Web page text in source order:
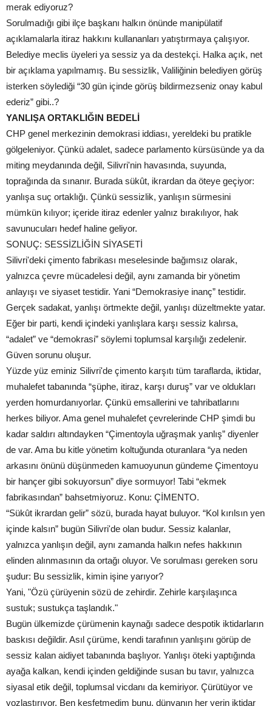
merak ediyoruz?
Sorulmadığı gibi ilçe başkanı halkın önünde manipülatif
açıklamalarla itiraz hakkını kullananları yatıştırmaya çalışıyor.
Belediye meclis üyeleri ya sessiz ya da destekçi. Halka açık, net
bir açıklama yapılmamış. Bu sessizlik, Valiliğinin belediyen görüş
isterken söylediği “30 gün içinde görüş bildirmezseniz onay kabul
ederiz” gibi..?
YANLIŞA ORTAKLIĞIN BEDELİ
CHP genel merkezinin demokrasi iddiası, yereldeki bu pratikle
gölgeleniyor. Çünkü adalet, sadece parlamento kürsüsünde ya da
miting meydanında değil, Silivri'nin havasında, suyunda,
toprağında da sınanır. Burada sükût, ikrardan da öteye geçiyor:
yanlışa suç ortaklığı. Çünkü sessizlik, yanlışın sürmesini
mümkün kılıyor; içeride itiraz edenler yalnız bırakılıyor, hak
savunucuları hedef haline geliyor.
SONUÇ: SESSİZLİĞİN SİYASETİ
Silivri'deki çimento fabrikası meselesinde bağımsız olarak,
yalnızca çevre mücadelesi değil, aynı zamanda bir yönetim
anlayışı ve siyaset testidir. Yani “Demokrasiye inanç” testidir.
Gerçek sadakat, yanlışı örtmekte değil, yanlışı düzeltmekte yatar.
Eğer bir parti, kendi içindeki yanlışlara karşı sessiz kalırsa,
“adalet” ve “demokrasi” söylemi toplumsal karşılığı zedelenir.
Güven sorunu oluşur.
Yüzde yüz eminiz Silivri'de çimento karşıtı tüm taraflarda, iktidar,
muhalefet tabanında “şüphe, itiraz, karşı duruş” var ve oldukları
yerden homurdanıyorlar. Çünkü emsallerini ve tahribatlarını
herkes biliyor. Ama genel muhalefet çevrelerinde CHP şimdi bu
kadar saldırı altındayken “Çimentoyla uğraşmak yanlış” diyenler
de var. Ama bu kitle yönetim koltuğunda oturanlara “ya neden
arkasını önünü düşünmeden kamuoyunun gündeme Çimentoyu
bir hançer gibi sokuyorsun” diye sormuyor! Tabi “ekmek
fabrikasından” bahsetmiyoruz. Konu: ÇİMENTO.
“Sükût ikrardan gelir” sözü, burada hayat buluyor. “Kol kırılsın yen
içinde kalsın” bugün Silivri'de olan budur. Sessiz kalanlar,
yalnızca yanlışın değil, aynı zamanda halkın nefes hakkının
elinden alınmasının da ortağı oluyor. Ve sorulması gereken soru
şudur: Bu sessizlik, kimin işine yarıyor?
Yani, "Özü çürüyenin sözü de zehirdir. Zehirle karşılaşınca
sustuk; sustukça taşlandık."
Bugün ülkemizde çürümenin kaynağı sadece despotik iktidarların
baskısı değildir. Asıl çürüme, kendi tarafının yanlışını görüp de
sessiz kalan aidiyet tabanında başlıyor. Yanlışı öteki yaptığında
ayağa kalkan, kendi içinden geldiğinde susan bu tavır, yalnızca
siyasal etik değil, toplumsal vicdanı da kemiriyor. Çürütüyor ve
yozlaştırıyor. Ben keşfetmedim bunu, dünyanın her yerin iktidar